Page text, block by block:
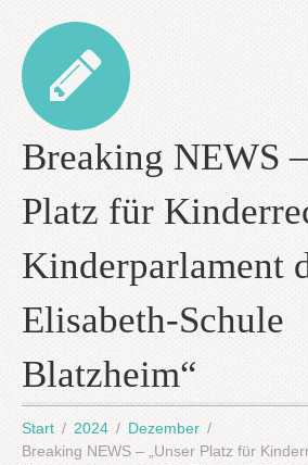
Breaking NEWS
Platz für
Kinderparlament
Elisabeth-Schule
Blatzheim“
Start 2024
Dezember
Breaking NEWS – „Unser Platz für